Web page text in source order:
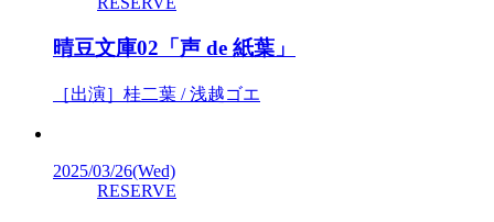
晴豆文庫02「声 de 紙葉」
［出演］桂二葉 / 浅越ゴエ
2025/03/26(Wed)
RESERVE